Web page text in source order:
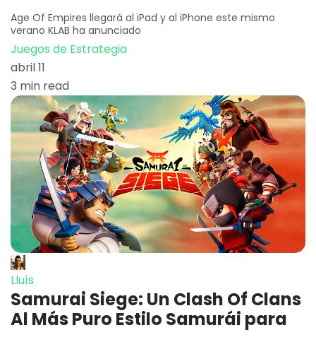
Age Of Empires llegará al iPad y al iPhone este mismo
verano KLAB ha anunciado
Juegos de Estrategia
abril 11
3 min read
Lluís
Samurai Siege: Un Clash Of Clans
Al Más Puro Estilo Samurái para